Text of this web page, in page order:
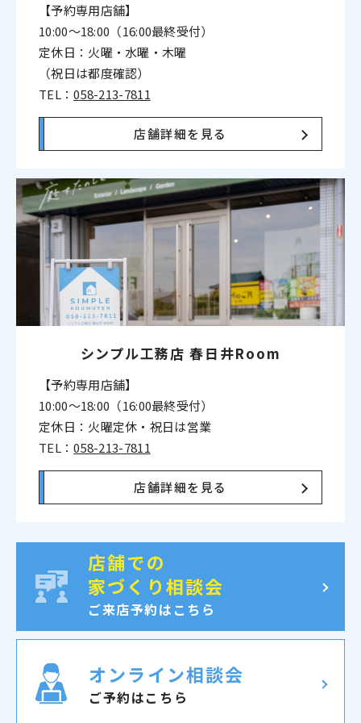
【予約専用店舗】
10:00〜18:00（16:00最終受付）
定休日：火曜・水曜・木曜
（祝日は都度確認）
TEL：058-213-7811
店舗詳細を見る
シンプル工務店 春日井Room
【予約専用店舗】
10:00〜18:00（16:00最終受付）
定休日：火曜定休・祝日は営業
TEL：058-213-7811
店舗詳細を見る
店舗での
家づくり相談会
ご来店予約はこちら
オンライン相談会
ご予約はこちら